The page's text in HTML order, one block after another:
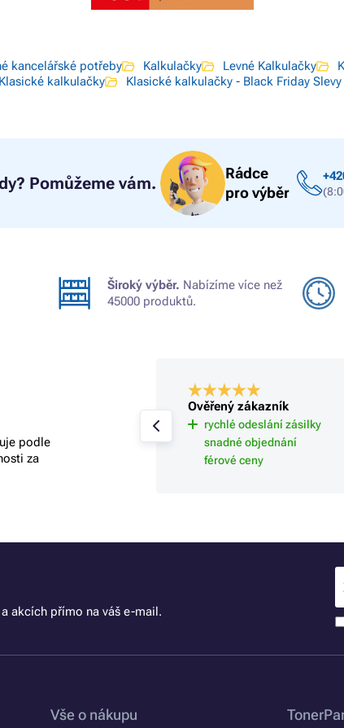
kancelářské potřeby Kalkulačky Levné Kalkulačky
kalkulačky Klasické kalkulačky - Black Friday Slevy
Pomůžeme vám.
Rádce
pro výběr
Široký výběr. Nabízíme více než
45000 produktů.
podle
za
spokojenosti
Ověřený zákazník
rychlé odeslání zásilky
snadné objednání
férové ceny
akcích přímo na váš e-mail.
Vše o nákupu